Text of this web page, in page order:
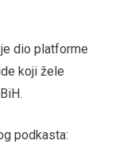
dio platforme
koji žele
podkasta: